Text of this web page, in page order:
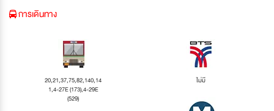
การเดินทาง
20,21,37,75,82,140,14
1,4-27E (173),4-29E
(529)
ไม่มี